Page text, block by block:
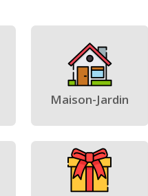
Maison-Jardin